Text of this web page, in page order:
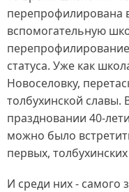
перепрофилирована
вспомогательную
статуса. Уже как
Новоселовку,
толбухинской славы.
праздновании 40-
можно было
первых,
И среди них - самого